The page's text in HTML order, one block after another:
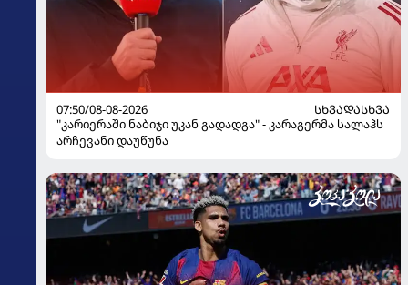
07:50/08-08-2026
ᲡᲮᲕᲐᲓᲐᲡᲮᲕᲐ
"კარიერაში ნაბიჯი უკან გადადგა" - კარაგერმა სალაჰს
არჩევანი დაუწუნა